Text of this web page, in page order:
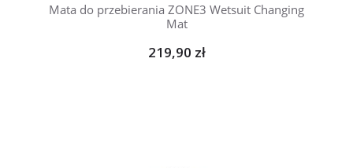
Mata do przebierania ZONE3 Wetsuit Changing
Mat
219,90 zł